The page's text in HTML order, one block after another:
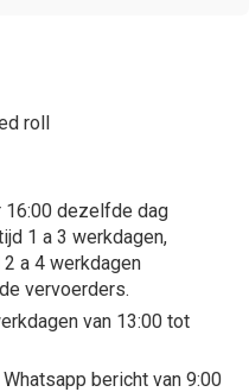
roll
16:00 dezelfde dag
1 a 3 werkdagen,
a 4 werkdagen
vervoerders.
van 13:00 tot
bericht van 9:00